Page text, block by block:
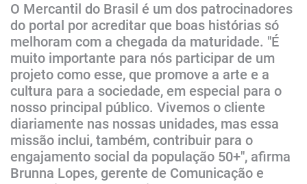
O Mercantil do Brasil é um dos patrocinadores
do portal por acreditar que boas histórias só
melhoram com a chegada da maturidade. "É
muito importante para nós participar de um
projeto como esse, que promove a arte e a
cultura para a sociedade, em especial para o
nosso principal público. Vivemos o cliente
diariamente nas nossas unidades, mas essa
missão inclui, também, contribuir para o
engajamento social da população 50+", afirma
Brunna Lopes, gerente de Comunicação e